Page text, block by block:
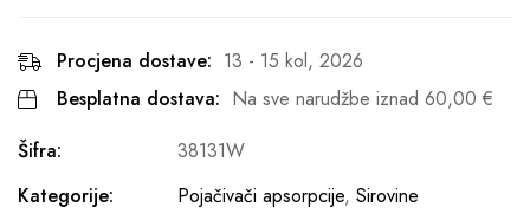
Procjena dostave: 13 - 15 kol, 2026
Besplatna dostava: Na sve narudžbe iznad 60,00 €
Šifra:
38131W
Kategorije:
Pojačivači apsorpcije, Sirovine